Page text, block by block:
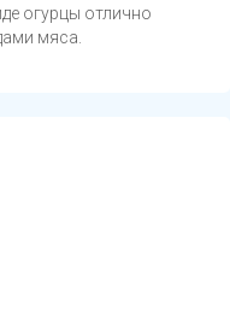
огурцы отлично
мяса.